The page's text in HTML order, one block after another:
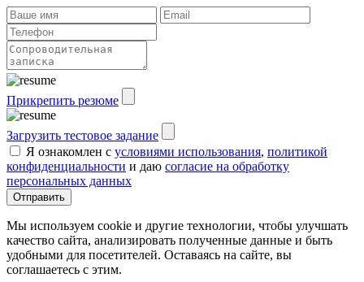
Прикрепить резюме
Загрузить тестовое задание
Я ознакомлен с условиями использования, политикой
конфиденциальности и даю согласие на обработку
персональных данных
Отправить
Мы используем cookie и другие технологии, чтобы улучшать
качество сайта, анализировать полученные данные и быть
удобными для посетителей. Оставаясь на сайте, вы
соглашаетесь с этим.